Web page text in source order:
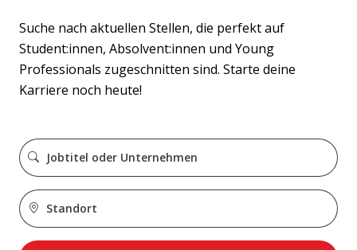
Suche nach aktuellen Stellen, die perfekt auf
Student:innen, Absolvent:innen und Young
Professionals zugeschnitten sind. Starte deine
Karriere noch heute!